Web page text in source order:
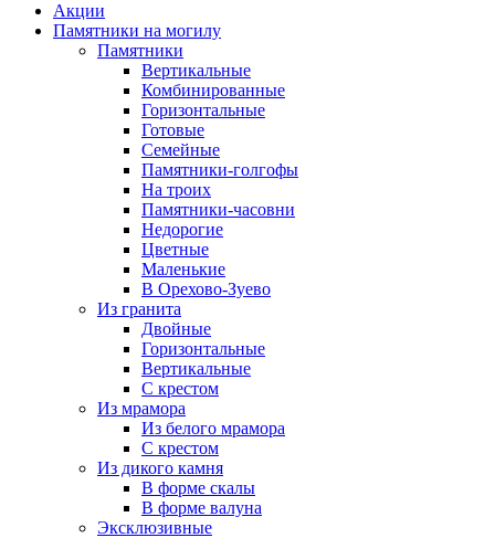
Акции
Памятники на могилу
Памятники
Вертикальные
Комбинированные
Горизонтальные
Готовые
Семейные
Памятники-голгофы
На троих
Памятники-часовни
Недорогие
Цветные
Маленькие
В Орехово-Зуево
Из гранита
Двойные
Горизонтальные
Вертикальные
С крестом
Из мрамора
Из белого мрамора
С крестом
Из дикого камня
В форме скалы
В форме валуна
Эксклюзивные